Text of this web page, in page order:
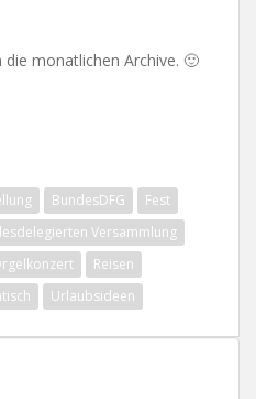
monatlichen Archive. 🙂
BundesDFG
Fest
Versammlung
Reisen
Urlaubsideen